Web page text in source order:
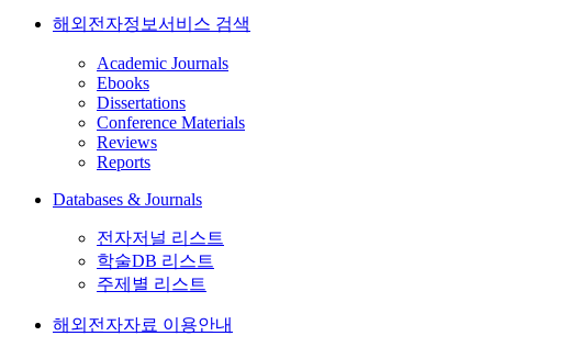
해외전자정보서비스 검색
Academic Journals
Ebooks
Dissertations
Conference Materials
Reviews
Reports
Databases & Journals
전자저널 리스트
학술DB 리스트
주제별 리스트
해외전자자료 이용안내